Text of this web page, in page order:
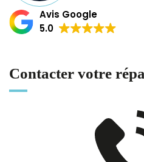
Avis Google
5.0
Contacter votre